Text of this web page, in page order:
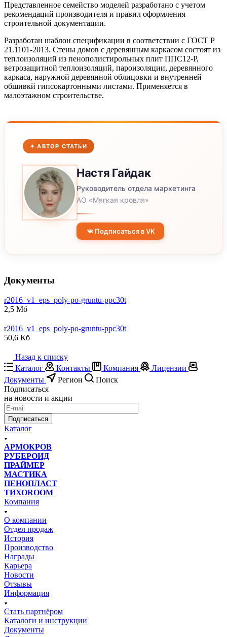
Представленное семейство моделей разработано с учетом
рекомендаций производителя и правил оформления
строительной документации.
Разработан шаблон спецификации в соответствии с ГОСТ Р
21.1101-2013. Стены домов с деревянным каркасом состоят из
теплоизоляций из пенополистирольных плит ППС12-Р,
ветрозащитной теплоизоляций, пароизоляции, деревянного
каркаса, наружной деревянной облицовки и внутренней
обшивкй гипсокартонными листами. Применяется в
малоэтажном строительстве.
✦ АВТОР СТАТЬИ
Настя Гайдак
Руководитель отдела маркетинга
АО «Мягкая кровля»
Подписаться в VK
Документы
r2016_v1_eps_poly-po-gruntu-ppc30t
2,5 Мб
r2016_v1_eps_poly-po-gruntu-ppc30t
50,6 Кб
Назад к списку
Каталог
Контакты Компания
Лицензии
Документы
Регион
Поиск
Подписаться
на новости и акции
Подписаться
Каталог
АРМОКРОВ
РУБЕРОИД
ПРАЙМЕР
МАСТИКА
ПЕНОПЛАСТ
ТИХОROOM
Компания
О компании
Отдел продаж
История
Производство
Награды
Карьера
Новости
Отзывы
Информация
Стать партнёром
Каталоги и инструкции
Документы